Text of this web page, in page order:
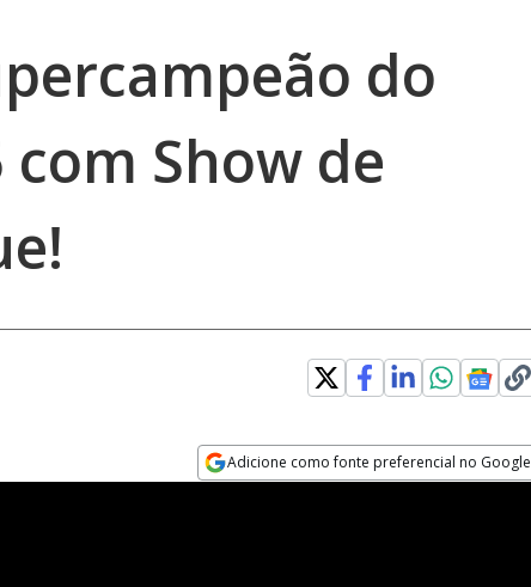
do
Show de
Adicione como fonte preferencial no Google